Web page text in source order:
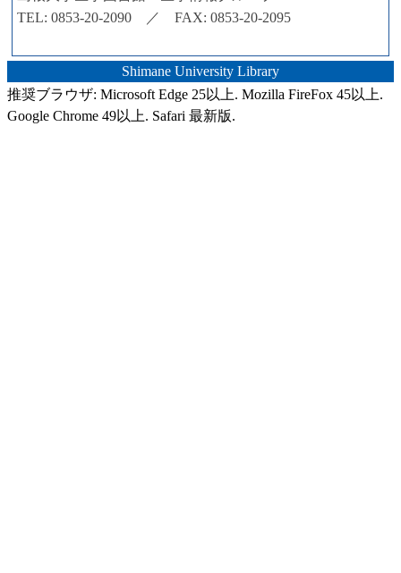
TEL: 0853-20-2090 ／ FAX: 0853-20-2095
Shimane University Library
推奨ブラウザ: Microsoft Edge 25以上. Mozilla FireFox 45以上.
Google Chrome 49以上. Safari 最新版.